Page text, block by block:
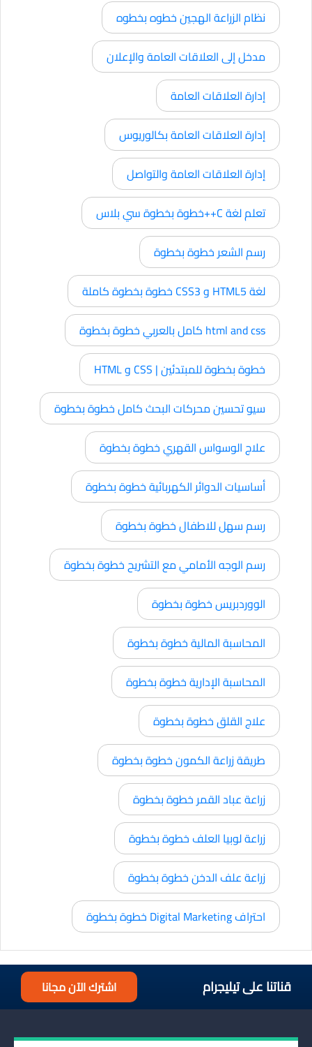
نظام الزراعة الهجين خطوه بخطوه
مدخل إلى العلاقات العامة والإعلان
إدارة العلاقات العامة
إدارة العلاقات العامة بكالوريوس
إدارة العلاقات العامة والتواصل
تعلم لغة C++خطوة بخطوة سي بلاس
رسم الشعر خطوة بخطوة
لغة HTML5 و CSS3 خطوة بخطوة كاملة
html and css كامل بالعربي خطوة بخطوة
خطوة بخطوة للمبتدئين | CSS و HTML
سيو تحسين محركات البحث كامل خطوة بخطوة
علاج الوسواس القهري خطوة بخطوة
أساسيات الدوائر الكهربائية خطوة بخطوة
رسم سهل للاطفال خطوة بخطوة
رسم الوجه الأمامي مع التشريح خطوة بخطوة
الووردبريس خطوة بخطوة
المحاسبة المالية خطوة بخطوة
المحاسبة الإدارية خطوة بخطوة
علاج القلق خطوة بخطوة
طريقة زراعة الكمون خطوة بخطوة
زراعة عباد القمر خطوة بخطوة
زراعة لوبيا العلف خطوة بخطوة
زراعة علف الدخن خطوة بخطوة
احتراف Digital Marketing خطوة بخطوة
قناتنا على تيليجرام اشترك الآن مجانا